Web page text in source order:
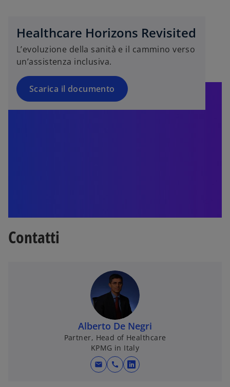
Healthcare Horizons Revisited
L’evoluzione della sanità e il cammino verso
un’assistenza inclusiva.
Scarica il documento
n
u
n
a
n
u
o
Contatti
Alberto De Negri
Partner, Head of Healthcare
KPMG in Italy
mail call
s